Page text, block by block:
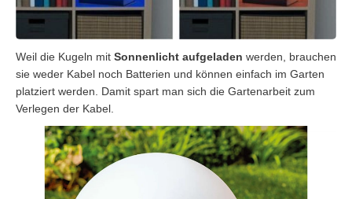
Weil die Kugeln mit Sonnenlicht aufgeladen werden, brauchen
sie weder Kabel noch Batterien und können einfach im Garten
platziert werden. Damit spart man sich die Gartenarbeit zum
Verlegen der Kabel.